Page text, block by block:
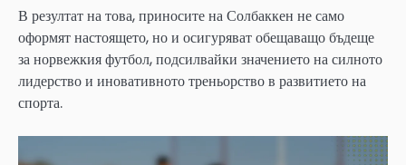
В резултат на това, приносите на Солбаккен не само
оформят настоящето, но и осигуряват обещаващо бъдеще
за норвежкия футбол, подсилвайки значението на силното
лидерство и иновативното треньорство в развитието на
спорта.